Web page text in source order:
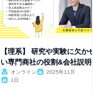
【理系】 研究や実験に欠か
い専門商社の役割&会社説明
オンライン
2025年11月
1日